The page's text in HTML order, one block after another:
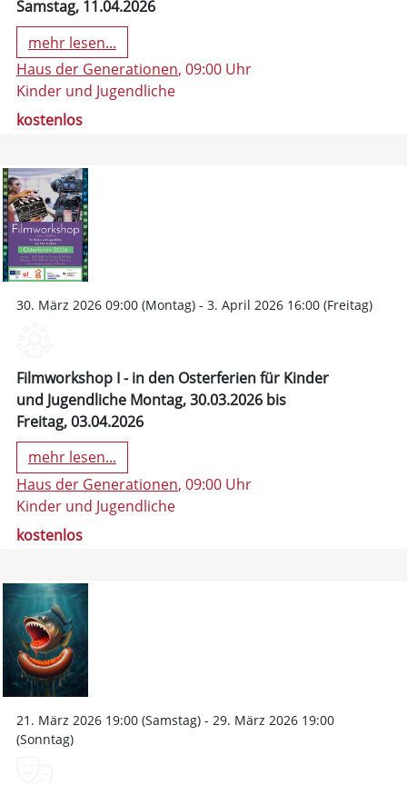
Samstag, 11.04.2026
mehr lesen...
Haus der Generationen, 09:00 Uhr
Kinder und Jugendliche
kostenlos
30. März 2026 09:00 (Montag) - 3. April 2026 16:00 (Freitag)
Filmworkshop I - in den Osterferien für Kinder
und Jugendliche Montag, 30.03.2026 bis
Freitag, 03.04.2026
mehr lesen...
Haus der Generationen, 09:00 Uhr
Kinder und Jugendliche
kostenlos
21. März 2026 19:00 (Samstag) - 29. März 2026 19:00
(Sonntag)